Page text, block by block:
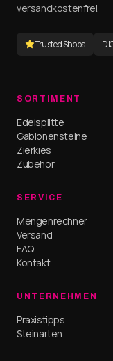
versandkostenfrei.
Trusted Shops
SORTIMENT
Edelsplitte
Gabionensteine
Zierkies
Zubehör
SERVICE
Mengenrechner
Versand
FAQ
Kontakt
UNTERNEHMEN
Praxistipps
Steinarten